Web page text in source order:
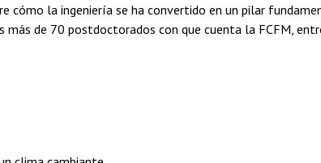
cómo la ingeniería se ha convertido en un pilar
más de 70 postdoctorados con que cuenta la FCFM,